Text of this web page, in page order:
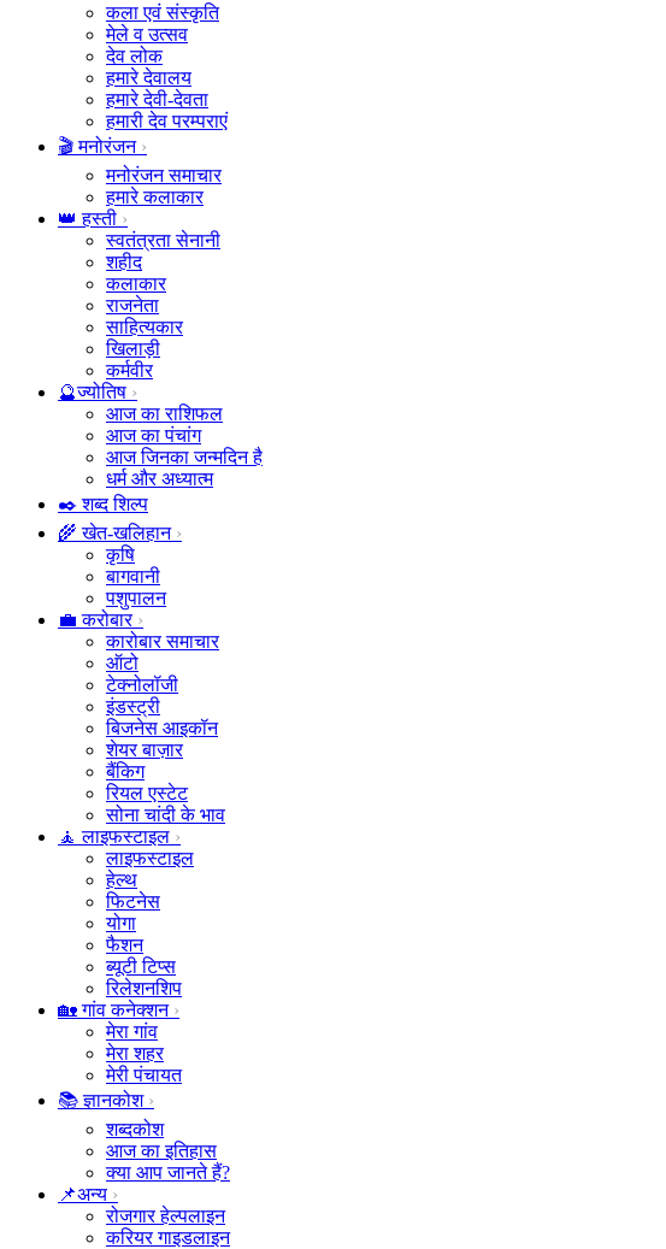
कला एवं संस्कृति
मेले व उत्सव
देव लोक
हमारे देवालय
हमारे देवी-देवता
हमारी देव परम्पराएं
🎬 मनोरंजन
मनोरंजन समाचार
हमारे कलाकार
👑 हस्ती
स्वतंत्रता सेनानी
शहीद
कलाकार
राजनेता
साहित्यकार
खिलाड़ी
कर्मवीर
🔮ज्योतिष
आज का राशिफल
आज का पंचांग
आज जिनका जन्मदिन है
धर्म और अध्यात्म
✒️ शब्द शिल्प
🌾 खेत-खलिहान
कृषि
बागवानी
पशुपालन
💼 करोबार
कारोबार समाचार
ऑटो
टेक्नोलॉजी
इंडस्ट्री
बिजनेस आइकॉन
शेयर बाज़ार
बैंकिग
रियल एस्टेट
सोना चांदी के भाव
🧘 लाइफस्टाइल
लाइफस्टाइल
हेल्थ
फिटनेस
योगा
फैशन
ब्यूटी टिप्स
रिलेशनशिप
🏡 गांव कनेक्शन
मेरा गांव
मेरा शहर
मेरी पंचायत
📚 ज्ञानकोश
शब्दकोश
आज का इतिहास
क्या आप जानते हैं?
📌अन्य
रोजगार हेल्पलाइन
करियर गाइडलाइन